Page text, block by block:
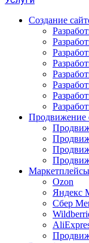
Создание
Продвижение
Маркетплейсы
Ozon
Яндекс
Сбер